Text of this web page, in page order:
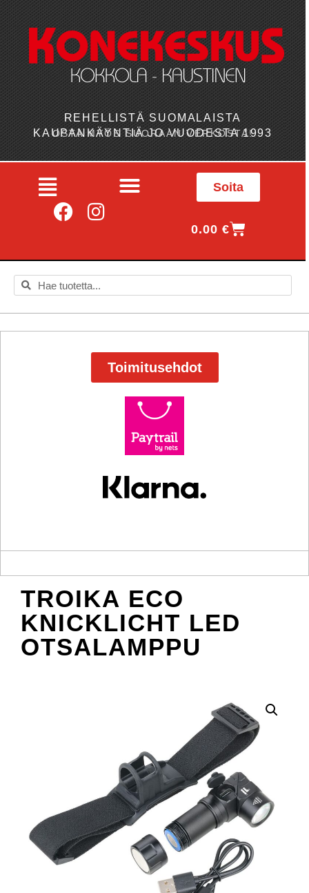
REHELLISTÄ SUOMALAISTA
KAUPANKÄYNTIÄ JO VUODESTA 1993
OSTA MYÖS SUORAAN VERKOSTA!
Soita
0.00€
Toimitusehdot
TROIKA ECO
KNICKLICHT LED
OTSALAMPPU